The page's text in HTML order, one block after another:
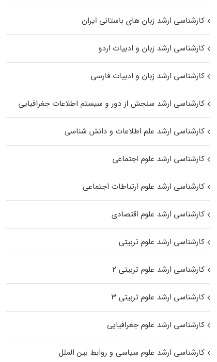
کارشناسی ارشد زبان‌ های باستانی ایران
کارشناسی ارشد زبان و ادبیات اردو
کارشناسی ارشد زبان و ادبیات فارسی
کارشناسی ارشد سنجش از دور و سیستم اطلاعات جغرافیایی
کارشناسی ارشد علم اطلاعات و دانش شناسی
کارشناسی ارشد علوم اجتماعی
کارشناسی ارشد علوم ارتباطات اجتماعی
کارشناسی ارشد علوم اقتصادی
کارشناسی ارشد علوم تربیتی
کارشناسی ارشد علوم تربیتی ۲
کارشناسی ارشد علوم تربیتی ۳
کارشناسی ارشد علوم جغرافیایی
کارشناسی ارشد علوم سیاسی و روابط بین الملل